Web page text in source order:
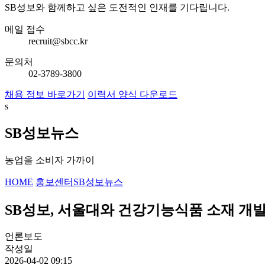
SB성보와 함께하고 싶은 도전적인 인재를 기다립니다.
메일 접수
recruit@sbcc.kr
문의처
02-3789-3800
채용 정보 바로가기
이력서 양식 다운로드
s
SB성보뉴스
농업을 소비자 가까이
HOME 홍보센터 SB성보뉴스
SB성보, 서울대와 건강기능식품 소재 개
언론보도
작성일
2026-04-02 09:15